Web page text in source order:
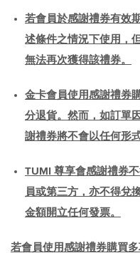
若會員於感謝禮券有效
述條件之情況下使用，
無法再次獲得該禮券。
金卡會員使用感謝禮券
分退貨。然而，如訂單
謝禮券將不會以任何形
TUMI 尊享會感謝禮券
員或第三方，亦不得兌
金額開立任何發票。
若會員使用感謝禮券購買